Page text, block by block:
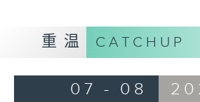
重温 CATCHUP
07 - 08